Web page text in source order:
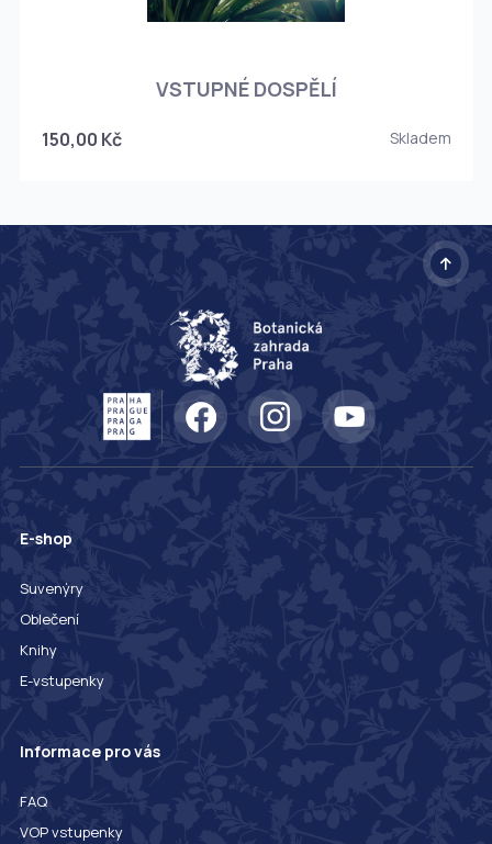
VSTUPNÉ DOSPĚLÍ
150,00 Kč Skladem
E-shop
Suvenýry
Oblečení
Knihy
E-vstupenky
Informace pro vás
FAQ
VOP vstupenky